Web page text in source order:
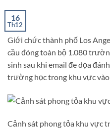
16
Th12
Giới chức thành phố Los
cầu đóng toàn bộ 1.080
sinh sau khi email đe dọa
trường học trong khu vực vào
Cảnh sát phong tỏa khu vực